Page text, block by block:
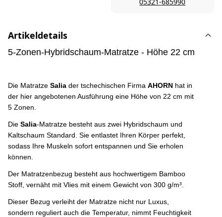
Artikeldetails
5-Zonen-Hybridschaum-Matratze - Höhe 22 cm
Die Matratze Salia der tschechischen Firma AHORN hat in
der hier angebotenen Ausführung eine Höhe von 22 cm mit
5 Zonen.
Die Salia-Matratze besteht aus zwei Hybridschaum und
Kaltschaum Standard. Sie entlastet Ihren Körper perfekt,
sodass Ihre Muskeln sofort entspannen und Sie erholen
können.
Der Matratzenbezug besteht aus hochwertigem Bamboo
Stoff, vernäht mit Vlies mit einem Gewicht von 300 g/m³.
Dieser Bezug verleiht der Matratze nicht nur Luxus,
sondern reguliert auch die Temperatur, nimmt Feuchtigkeit